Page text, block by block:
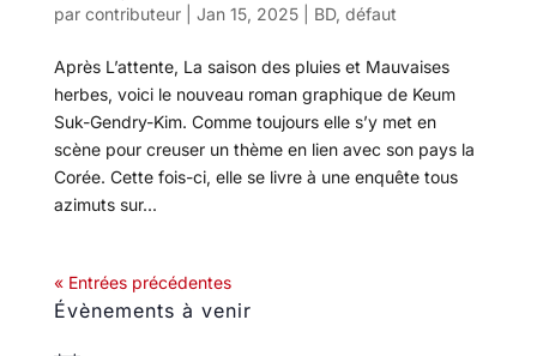
par contributeur| Jan 15, 2025| BD, défaut
Après L’attente, La saison des pluies et Mauvaises
herbes, voici le nouveau roman graphique de Keum
Suk-Gendry-Kim. Comme toujours elle s’y met en
scène pour creuser un thème en lien avec son pays la
Corée. Cette fois-ci, elle se livre à une enquête tous
azimuts sur...
« Entrées précédentes
Évènements à venir